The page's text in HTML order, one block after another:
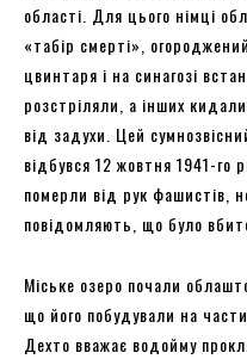
області. Для цього німці
«табір смерті»,
цвинтаря і на синагозі
розстріляли, а інших
від задухи. Цей
відбувся 12 жовтня 1941-го
померли від рук фашистів,
повідомляють, що було
Міське озеро почали
що його побудували на
Дехто вважає водойму